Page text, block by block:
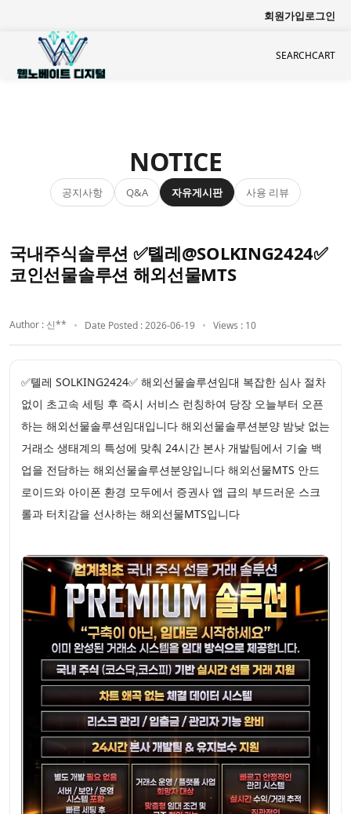
회원가입로그인
SEARCHCART
NOTICE
공지사항 Q&A 자유게시판 사용 리뷰
국내주식솔루션 ✅톌레@SOLKING2424✅
코인선물솔루션 해외선물MTS
Author : 신** Date Posted : 2026-06-19 Views : 10
✅톌레 SOLKING2424✅ 해외선물솔루션임대 복잡한 심사 절차
없이 초고속 세팅 후 즉시 서비스 런칭하여 당장 오늘부터 오픈
하는 해외선물솔루션임대입니다 해외선물솔루션분양 밤낮 없는
거래소 생태계의 특성에 맞춰 24시간 본사 개발팀에서 기술 백
업을 전담하는 해외선물솔루션분양입니다 해외선물MTS 안드
로이드와 아이폰 환경 모두에서 증권사 앱 급의 부드러운 스크
롤과 터치감을 선사하는 해외선물MTS입니다